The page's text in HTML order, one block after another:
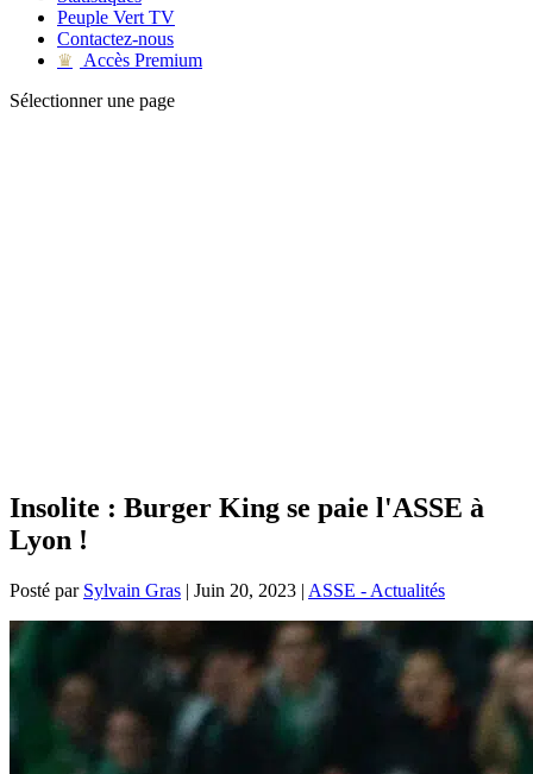
Peuple Vert TV
Contactez-nous
♛
Accès Premium
Sélectionner une page
Insolite : Burger King se paie l'ASSE à
Lyon !
Posté par Sylvain Gras | Juin 20, 2023 | ASSE - Actualités